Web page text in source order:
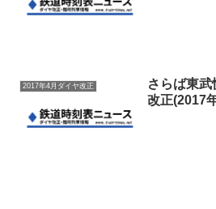
2017年4月ダイヤ改正
さらば東
改正(2017